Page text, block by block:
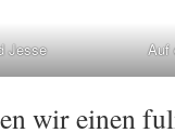
Jesse Auf
wir einen